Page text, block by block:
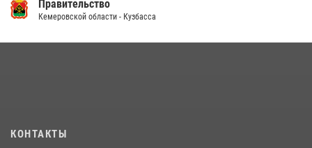
Правительство
Кемеровской области - Кузбасса
КОНТАКТЫ